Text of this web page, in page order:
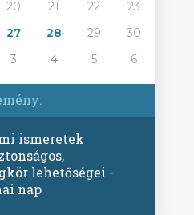
20 21 22
23
27 28 29
30
3 4 5 6
ismeretek
lehetőségei -
nap